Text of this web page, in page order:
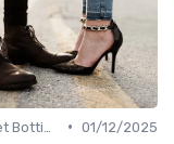
• 01/12/2025